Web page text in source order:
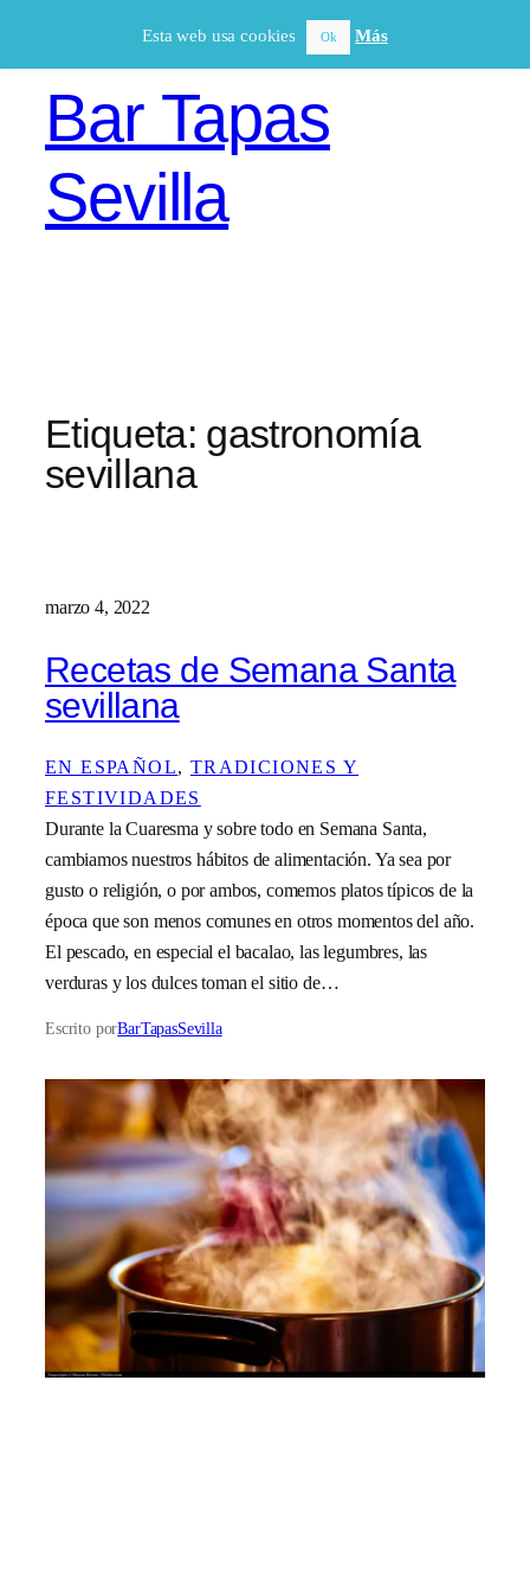
Bar Tapas
Sevilla
Etiqueta: gastronomía
sevillana
marzo 4, 2022
Recetas de Semana Santa
sevillana
EN ESPAÑOL, TRADICIONES Y
FESTIVIDADES
Durante la Cuaresma y sobre todo en Semana Santa,
cambiamos nuestros hábitos de alimentación. Ya sea por
gusto o religión, o por ambos, comemos platos típicos de la
época que son menos comunes en otros momentos del año.
El pescado, en especial el bacalao, las legumbres, las
verduras y los dulces toman el sitio de…
Escrito porBarTapasSevilla
Esta web usa cookies Ok Más